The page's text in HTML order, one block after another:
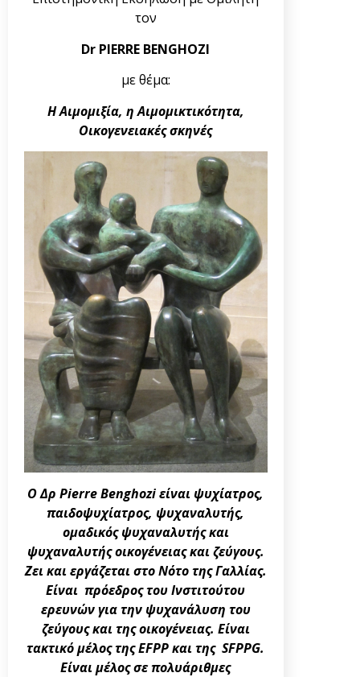
τον
Dr PIERRE BENGHOZI
με θέμα:
Η Αιμομιξία, η Αιμομικτικότητα,
Οικογενειακές σκηνές
Ο Δρ Pierre Benghozi είναι ψυχίατρος,
παιδοψυχίατρος, ψυχαναλυτής,
ομαδικός ψυχαναλυτής και
ψυχαναλυτής οικογένειας και ζεύγους.
Ζει και εργάζεται στο Νότο της Γαλλίας.
Είναι πρόεδρος του Ινστιτούτου
ερευνών για την ψυχανάλυση του
ζεύγους και της οικογένειας. Είναι
τακτικό μέλος τηςEFPPκαι τηςSFPPG.
Είναι μέλος σε πολυάριθμες